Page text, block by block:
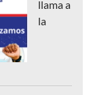
llama a
la